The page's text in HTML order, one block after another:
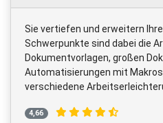
Sie vertiefen und erweitern Ihre
Schwerpunkte sind dabei die
Dokumentvorlagen, großen
Automatisierungen mit
verschiedene
4,66